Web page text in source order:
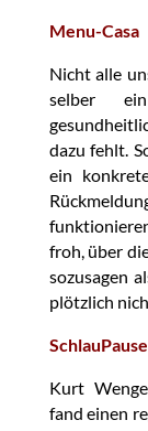
Menu-Casa
Nicht alle
selber
dazu fehlt.
ein
froh, über
sozusagen
plötzlich
SchlauPause
Kurt
fand einen